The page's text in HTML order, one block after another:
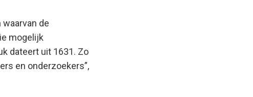
de
mogelijk
dateert uit 1631. Zo
en onderzoekers”,